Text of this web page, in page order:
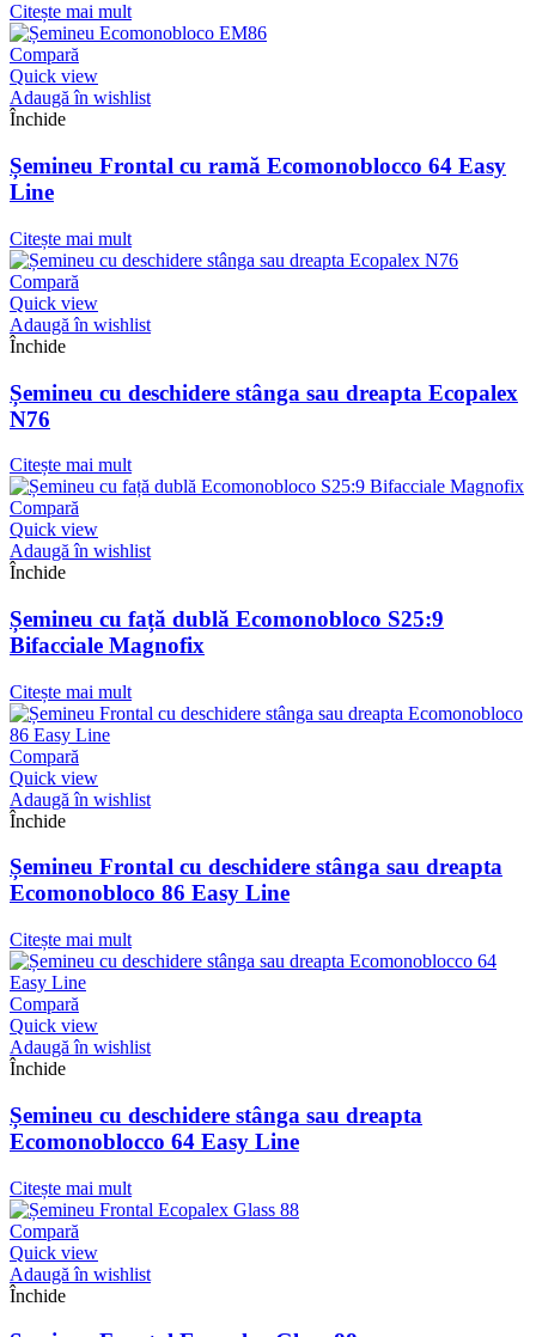
Citește mai mult
Compară
Quick view
Adaugă în wishlist
Închide
Șemineu Frontal cu ramă Ecomonoblocco 64 Easy
Line
Citește mai mult
Compară
Quick view
Adaugă în wishlist
Închide
Șemineu cu deschidere stânga sau dreapta Ecopalex
N76
Citește mai mult
Compară
Quick view
Adaugă în wishlist
Închide
Șemineu cu față dublă Ecomonobloco S25:9
Bifacciale Magnofix
Citește mai mult
Compară
Quick view
Adaugă în wishlist
Închide
Șemineu Frontal cu deschidere stânga sau dreapta
Ecomonobloco 86 Easy Line
Citește mai mult
Compară
Quick view
Adaugă în wishlist
Închide
Șemineu cu deschidere stânga sau dreapta
Ecomonoblocco 64 Easy Line
Citește mai mult
Compară
Quick view
Adaugă în wishlist
Închide